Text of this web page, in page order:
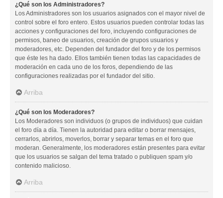
¿Qué son los Administradores?
Los Administradores son los usuarios asignados con el mayor nivel de
control sobre el foro entero. Estos usuarios pueden controlar todas las
acciones y configuraciones del foro, incluyendo configuraciones de
permisos, baneo de usuarios, creación de grupos usuarios y
moderadores, etc. Dependen del fundador del foro y de los permisos
que éste les ha dado. Ellos también tienen todas las capacidades de
moderación en cada uno de los foros, dependiendo de las
configuraciones realizadas por el fundador del sitio.
Arriba
¿Qué son los Moderadores?
Los Moderadores son individuos (o grupos de individuos) que cuidan
el foro día a día. Tienen la autoridad para editar o borrar mensajes,
cerrarlos, abrirlos, moverlos, borrar y separar temas en el foro que
moderan. Generalmente, los moderadores están presentes para evitar
que los usuarios se salgan del tema tratado o publiquen spam y/o
contenido malicioso.
Arriba